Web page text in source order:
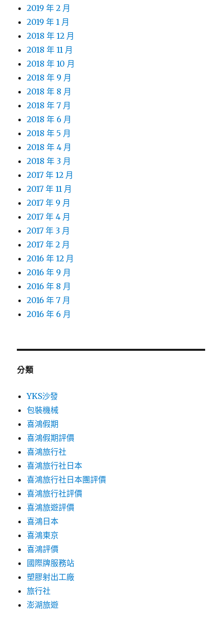
2019 年 2 月
2019 年 1 月
2018 年 12 月
2018 年 11 月
2018 年 10 月
2018 年 9 月
2018 年 8 月
2018 年 7 月
2018 年 6 月
2018 年 5 月
2018 年 4 月
2018 年 3 月
2017 年 12 月
2017 年 11 月
2017 年 9 月
2017 年 4 月
2017 年 3 月
2017 年 2 月
2016 年 12 月
2016 年 9 月
2016 年 8 月
2016 年 7 月
2016 年 6 月
分類
YKS沙發
包裝機械
喜鴻假期
喜鴻假期評價
喜鴻旅行社
喜鴻旅行社日本
喜鴻旅行社日本團評價
喜鴻旅行社評價
喜鴻旅遊評價
喜鴻日本
喜鴻東京
喜鴻評價
國際牌服務站
塑膠射出工廠
旅行社
澎湖旅遊